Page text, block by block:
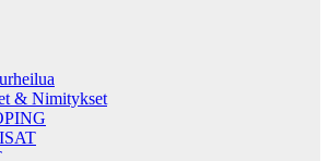
& Nimitykset